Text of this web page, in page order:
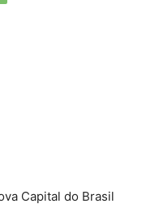
Capital do Brasil